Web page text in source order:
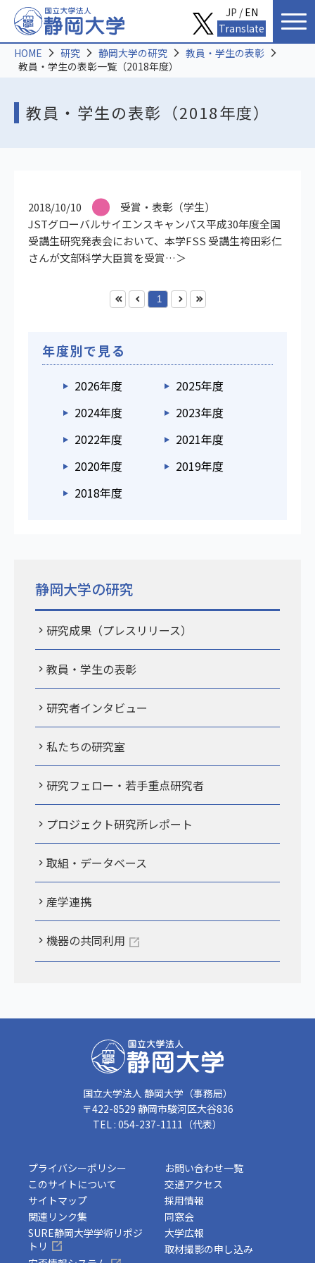
教員・学生の表彰（2018年度）
HOME 研究 静岡大学の研究
教員・学生の表彰
教員・学生の表彰一覧（2018年度）
2018/10/10
受賞・表彰（学生）
JSTグローバルサイエンスキャンパス平成30年度全国
受講生研究発表会において、本学FSS 受講生袴田彩仁
さんが文部科学大臣賞を受賞
1
年度別で見る
2026年度
2025年度
2024年度
2023年度
2022年度
2021年度
2020年度
2019年度
2018年度
静岡大学の研究
研究成果（プレスリリース）
教員・学生の表彰
研究者インタビュー
私たちの研究室
研究フェロー・若手重点研究者
プロジェクト研究所レポート
取組・データベース
産学連携
機器の共同利用
国立大学法人 静岡大学（事務局）
〒422-8529 静岡市駿河区大谷836
TEL : 054-237-1111（代表）
プライバシーポリシー
このサイトについて
サイトマップ
関連リンク集
お問い合わせ一覧
交通アクセス
採用情報
同窓会
SURE静岡大学学術リポジ
トリ
大学広報
取材撮影の申し込み
JP /EN
Translate